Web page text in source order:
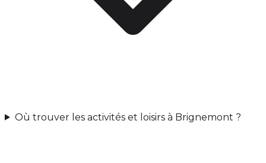
Où trouver les activités et loisirs à Brignemont ?